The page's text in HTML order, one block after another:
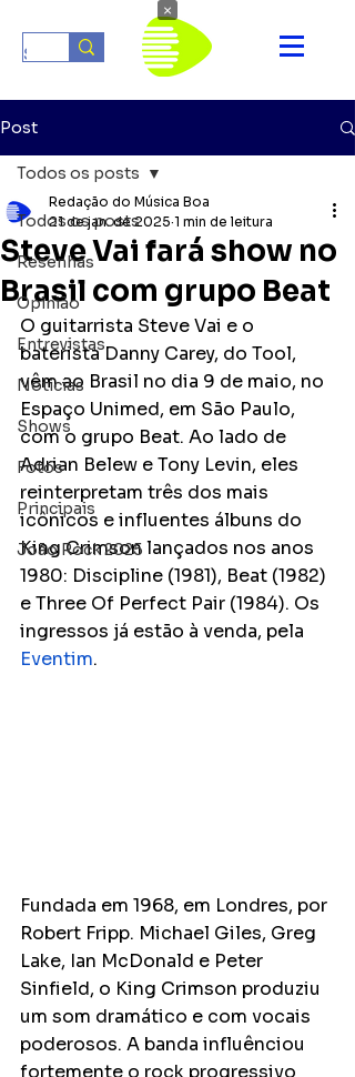
Post
Todos os posts
Resenhas
Opinião
Entrevistas
Notícias
Shows
Fotos
Principais
João Rock 2025
Todos os posts
Steve Vai fará show no
Brasil com grupo Beat
Redação do Música Boa
21 de jan. de 2025 1 min de leitura
O guitarrista Steve Vai e o
baterista Danny Carey, do Tool,
vêm ao Brasil no dia 9 de maio, no
Espaço Unimed, em São Paulo,
com o grupo Beat. Ao lado de
Adrian Belew e Tony Levin, eles
reinterpretam três dos mais
icônicos e influentes álbuns do
King Crimson lançados nos anos
1980: Discipline (1981), Beat (1982)
e Three Of Perfect Pair (1984). Os
ingressos já estão à venda, pela
Eventim.
Fundada em 1968, em Londres, por
Robert Fripp. Michael Giles, Greg
Lake, Ian McDonald e Peter
Sinfield, o King Crimson produziu
um som dramático e com vocais
poderosos. A banda influênciou
×